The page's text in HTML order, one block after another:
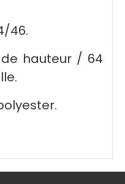
46.
hauteur / 64